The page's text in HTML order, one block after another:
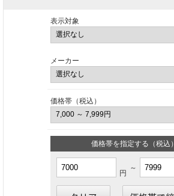
表示対象
メーカー
価格帯（税込）
価格帯を指定する（税込）
円
～